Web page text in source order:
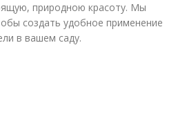
природною красоту. Мы
создать удобное применение
в вашем саду.